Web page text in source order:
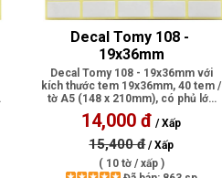
Decal Tomy 108 -
19x36mm
Decal Tomy 108 - 19x36mm với
kích thước tem 19x36mm, 40 tem /
tờ A5 (148 x 210mm), có phủ lớp
keo dí..
14,000 đ / Xấp
15,400 đ/ Xấp
( 10 tờ / xấp )